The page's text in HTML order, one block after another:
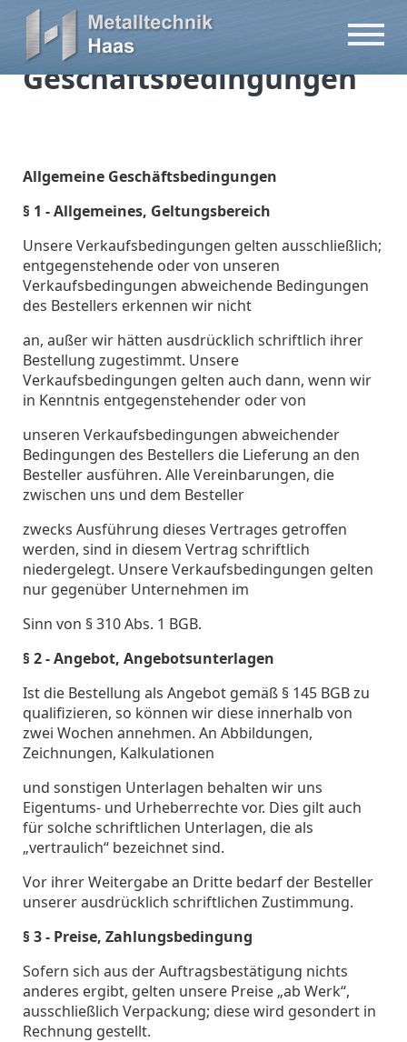
Allgemeine
Geschäftsbedingungen
Allgemeine Geschäftsbedingungen
§ 1 - Allgemeines, Geltungsbereich
Unsere Verkaufsbedingungen gelten ausschließlich;
entgegenstehende oder von unseren
Verkaufsbedingungen abweichende Bedingungen
des Bestellers erkennen wir nicht
an, außer wir hätten ausdrücklich schriftlich ihrer
Bestellung zugestimmt. Unsere
Verkaufsbedingungen gelten auch dann, wenn wir
in Kenntnis entgegenstehender oder von
unseren Verkaufsbedingungen abweichender
Bedingungen des Bestellers die Lieferung an den
Besteller ausführen. Alle Vereinbarungen, die
zwischen uns und dem Besteller
zwecks Ausführung dieses Vertrages getroffen
werden, sind in diesem Vertrag schriftlich
niedergelegt. Unsere Verkaufsbedingungen gelten
nur gegenüber Unternehmen im
Sinn von § 310 Abs. 1 BGB.
§ 2 - Angebot, Angebotsunterlagen
Ist die Bestellung als Angebot gemäß § 145 BGB zu
qualifizieren, so können wir diese innerhalb von
zwei Wochen annehmen. An Abbildungen,
Zeichnungen, Kalkulationen
und sonstigen Unterlagen behalten wir uns
Eigentums- und Urheberrechte vor. Dies gilt auch
für solche schriftlichen Unterlagen, die als
„vertraulich“ bezeichnet sind.
Vor ihrer Weitergabe an Dritte bedarf der Besteller
unserer ausdrücklich schriftlichen Zustimmung.
§ 3 - Preise, Zahlungsbedingung
Sofern sich aus der Auftragsbestätigung nichts
anderes ergibt, gelten unsere Preise „ab Werk“,
ausschließlich Verpackung; diese wird gesondert in
Rechnung gestellt.